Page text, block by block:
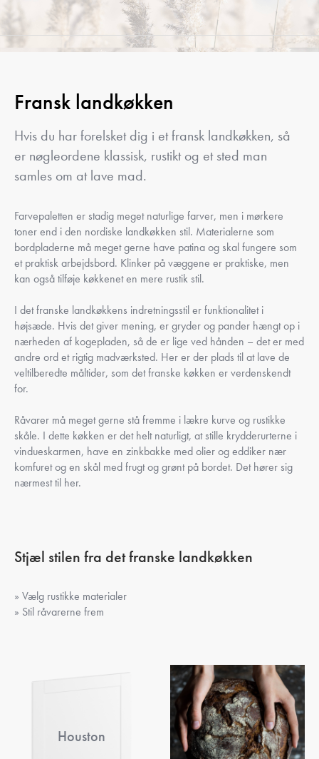
Fransk landkøkken
Hvis du har forelsket dig i et fransk landkøkken, så
er nøgleordene klassisk, rustikt og et sted man
samles om at lave mad.
Farvepaletten er stadig meget naturlige farver, men i mørkere
toner end i den nordiske landkøkken stil. Materialerne som
bordpladerne må meget gerne have patina og skal fungere som
et praktisk arbejdsbord. Klinker på væggene er praktiske, men
kan også tilføje køkkenet en mere rustik stil.
I det franske landkøkkens indretningsstil er funktionalitet i
højsæde. Hvis det giver mening, er gryder og pander hængt op i
nærheden af kogepladen, så de er lige ved hånden – det er med
andre ord et rigtig madværksted. Her er der plads til at lave de
veltilberedte måltider, som det franske køkken er verdenskendt
for.
Råvarer må meget gerne stå fremme i lækre kurve og rustikke
skåle. I dette køkken er det helt naturligt, at stille krydderurterne i
vindueskarmen, have en zinkbakke med olier og eddiker nær
komfuret og en skål med frugt og grønt på bordet. Det hører sig
nærmest til her.
Stjæl stilen fra det franske landkøkken
» Vælg rustikke materialer
» Stil råvarerne frem
Houston